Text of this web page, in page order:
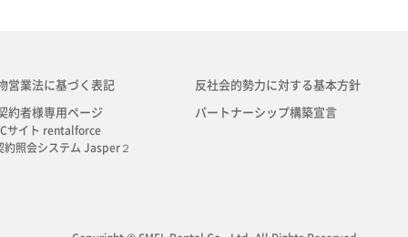
営業法に基づく表記
約者様専用ページ
サイト rentalforce
約照会システム Jasper２
反社会的勢力に対する基本方針
パートナーシップ構築宣言